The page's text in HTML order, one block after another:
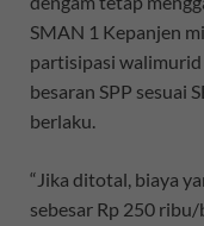
SMAN 1 Kepanjen
partisipasi
besaran SPP sesuai
berlaku.
“Jika ditotal, biaya
sebesar Rp 250